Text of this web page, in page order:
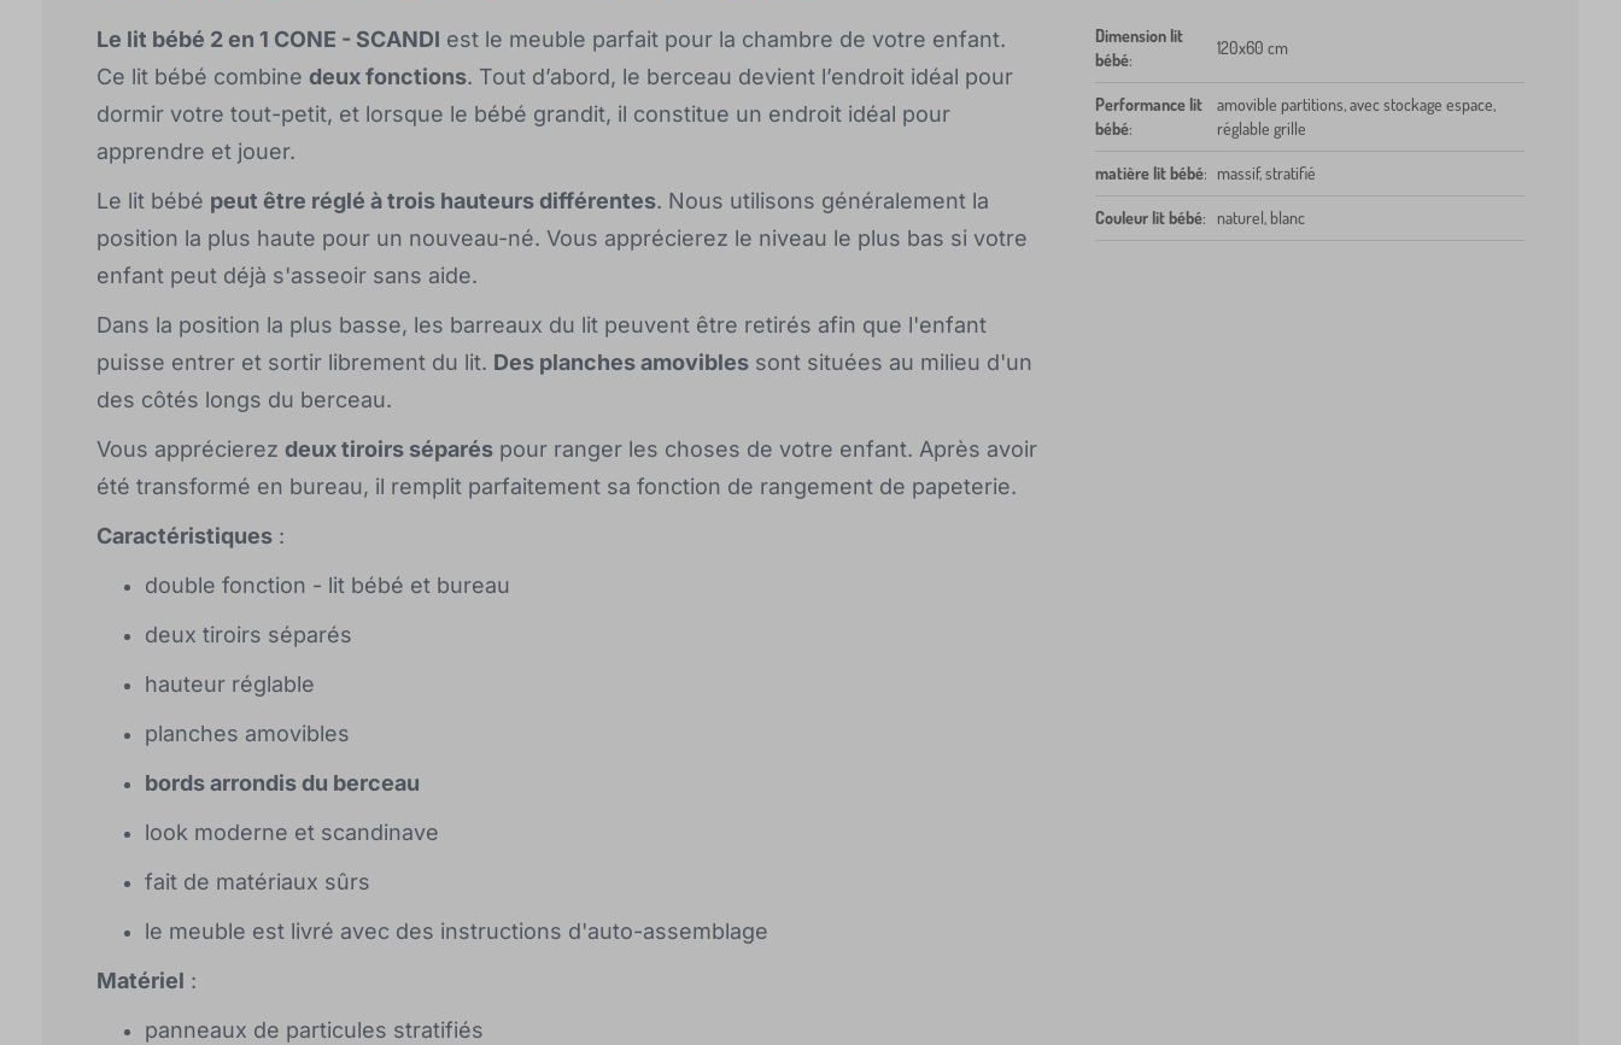
Le lit bébé 2 en 1 CONE - SCANDI est le meuble parfait pour la chambre de votre enfant.
Ce lit bébé combine deux fonctions. Tout d’abord, le berceau devient l’endroit idéal pour
dormir votre tout-petit, et lorsque le bébé grandit, il constitue un endroit idéal pour
apprendre et jouer.
Le lit bébé peut être réglé à trois hauteurs différentes. Nous utilisons généralement la
position la plus haute pour un nouveau-né. Vous apprécierez le niveau le plus bas si votre
enfant peut déjà s'asseoir sans aide.
Dans la position la plus basse, les barreaux du lit peuvent être retirés afin que l'enfant
puisse entrer et sortir librement du lit. Des planches amovibles sont situées au milieu d'un
des côtés longs du berceau.
Vous apprécierez deux tiroirs séparés pour ranger les choses de votre enfant. Après avoir
été transformé en bureau, il remplit parfaitement sa fonction de rangement de papeterie.
Caractéristiques :
double fonction - lit bébé et bureau
deux tiroirs séparés
hauteur réglable
planches amovibles
bords arrondis du berceau
look moderne et scandinave
fait de matériaux sûrs
le meuble est livré avec des instructions d'auto-assemblage
Matériel :
panneaux de particules stratifiés
Dimension lit
bébé:
120x60 cm
Performance lit
bébé:
amovible partitions, avec stockage espace,
réglable grille
matière lit bébé: massif, stratifié
Couleur lit bébé: naturel, blanc